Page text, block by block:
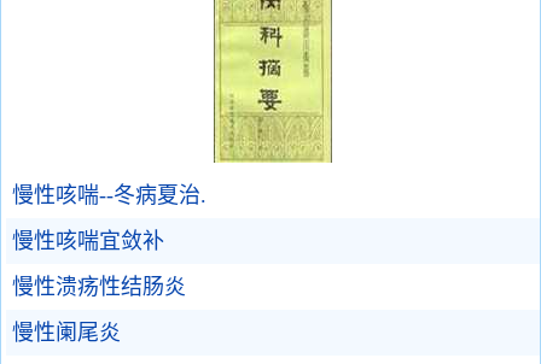
慢性咳喘--冬病夏治.
慢性咳喘宜敛补
慢性溃疡性结肠炎
慢性阑尾炎